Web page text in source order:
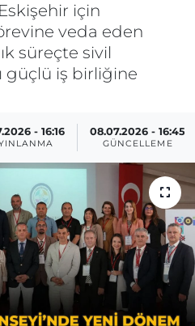
için
veda eden
süreçte sivil
güçlü iş birliğine
- 16:16 08.07.2026 - 16:45
GÜNCELLEME